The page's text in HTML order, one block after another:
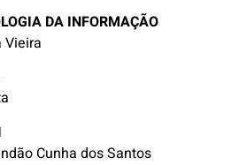
DA INFORMAÇÃO
Vieira
Cunha dos Santos